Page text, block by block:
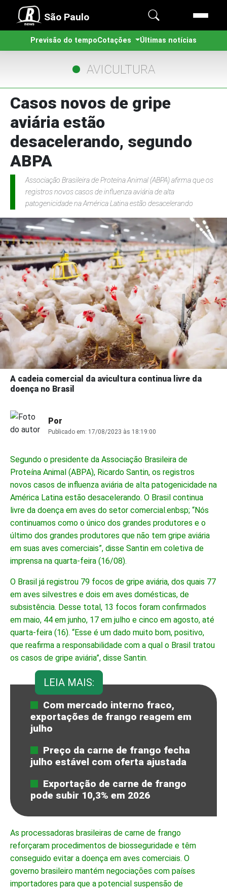
São Paulo
Previsão do tempoCotações Últimas notícias
AVICULTURA
Casos novos de gripe
aviária estão
desacelerando, segundo
ABPA
Associação Brasileira de Proteína Animal (ABPA) afirma que os
registros novos casos de influenza aviária de alta
patogenicidade na América Latina estão desacelerando
A cadeia comercial da avicultura continua livre da
doença no Brasil
Por
Publicado em: 17/08/2023 às 18:19:00
Segundo o presidente da Associação Brasileira de
Proteína Animal (ABPA), Ricardo Santin, os registros
novos casos de influenza aviária de alta patogenicidade na
América Latina estão desacelerando. O Brasil continua
livre da doença em aves do setor comercial.enbsp; “Nós
continuamos como o único dos grandes produtores e o
último dos grandes produtores que não tem gripe aviária
em suas aves comerciais”, disse Santin em coletiva de
imprensa na quarta-feira (16/08).
O Brasil já registrou 79 focos de gripe aviária, dos quais 77
em aves silvestres e dois em aves domésticas, de
subsistência. Desse total, 13 focos foram confirmados
em maio, 44 em junho, 17 em julho e cinco em agosto, até
quarta-feira (16). “Esse é um dado muito bom, positivo,
que reafirma a responsabilidade com a qual o Brasil tratou
os casos de gripe aviária”, disse Santin.
LEIA MAIS:
Com mercado interno fraco,
exportações de frango reagem em
julho
Preço da carne de frango fecha
julho estável com oferta ajustada
Exportação de carne de frango
pode subir 10,3% em 2026
As processadoras brasileiras de carne de frango
reforçaram procedimentos de biosseguridade e têm
conseguido evitar a doença em aves comerciais. O
governo brasileiro mantém negociações com países
importadores para que a potencial suspensão de